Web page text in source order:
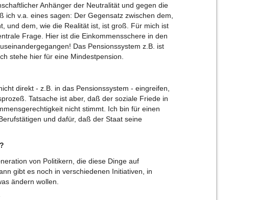
Anhänger der Neutralität und gegen die
ich v.a. eines sagen: Der Gegensatz zwischen dem,
und dem, wie die Realität ist, ist groß. Für mich ist
Frage. Hier ist die Einkommensschere in den
Das Pensionssystem z.B. ist
stehe hier für eine Mindestpension.
direkt - z.B. in das Pensionssystem - eingreifen,
Tatsache ist aber, daß der soziale Friede in
nicht stimmt. Ich bin für einen
und dafür, daß der Staat seine
von Politikern, die diese Dinge auf
gibt es noch in verschiedenen Initiativen, in
ändern wollen.